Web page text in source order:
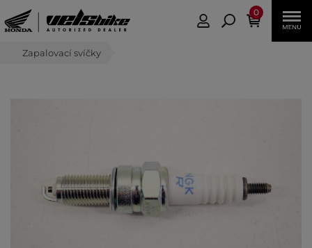
0
Zapalovací svíčky